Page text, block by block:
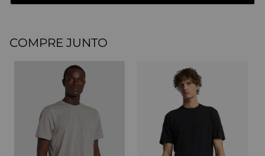
COMPRE JUNTO